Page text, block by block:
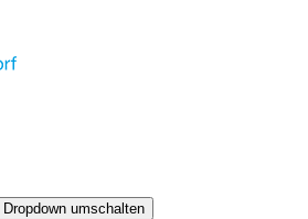
Dropdown umschalten